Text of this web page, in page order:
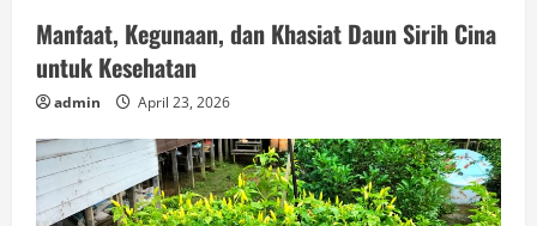
Manfaat, Kegunaan, dan Khasiat Daun Sirih Cina
untuk Kesehatan
admin April 23, 2026